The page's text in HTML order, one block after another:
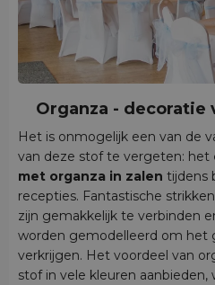
Organza - decoratie
Het is onmogelijk een van de
van deze stof te vergeten: het
met organza in zalen tijdens
recepties. Fantastische
zijn gemakkelijk te verbinden
worden gemodelleerd om het
verkrijgen. Het voordeel van
stof in vele kleuren aanbieden,